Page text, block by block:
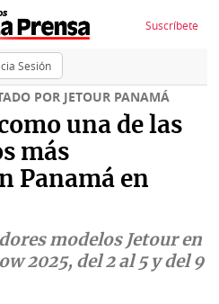
Sesión
Suscríbete
POR JETOUR PANAMÁ
una de las
más
Panamá en
modelos Jetour en
2025, del 2 al 5 y del 9